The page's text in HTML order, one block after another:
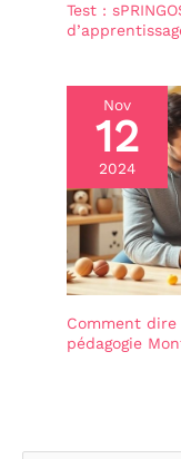
Test :
Nov
12
2024
Comment
pédagogie